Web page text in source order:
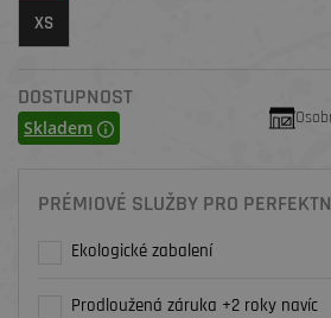
XS
DOSTUPNOST
Skladem
PRÉMIOVÉ SLUŽBY PRO
Ekologické zabalení
Prodloužená záruka +2 roky navíc